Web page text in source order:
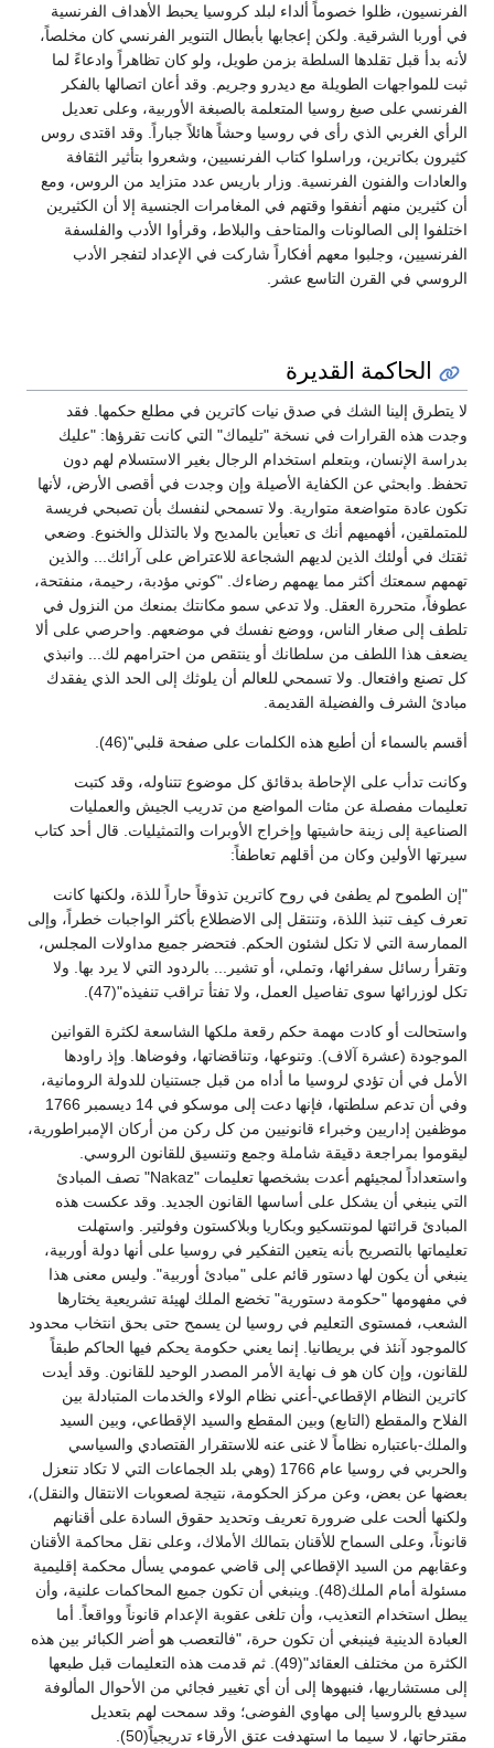
الفرنسيون، ظلوا خصوماً ألداء لبلد كروسيا يحبط الأهداف الفرنسية
في أوربا الشرقية. ولكن إعجابها بأبطال التنوير الفرنسي كان مخلصاً،
لأنه بدأ قبل تقلدها السلطة بزمن طويل، ولو كان تظاهراً وادعاءً لما
ثبت للمواجهات الطويلة مع ديدرو وجريم. وقد أعان اتصالها بالفكر
الفرنسي على صبغ روسيا المتعلمة بالصبغة الأوربية، وعلى تعديل
الرأي الغربي الذي رأى في روسيا وحشاً هائلاً جباراً. وقد اقتدى روس
كثيرون بكاترين، وراسلوا كتاب الفرنسيين، وشعروا بتأثير الثقافة
والعادات والفنون الفرنسية. وزار باريس عدد متزايد من الروس، ومع
أن كثيرين منهم أنفقوا وقتهم في المغامرات الجنسية إلا أن الكثيرين
اختلفوا إلى الصالونات والمتاحف والبلاط، وقرأوا الأدب والفلسفة
الفرنسيين، وجلبوا معهم أفكاراً شاركت في الإعداد لتفجر الأدب
الروسي في القرن التاسع عشر.
الحاكمة القديرة
لا يتطرق إلينا الشك في صدق نيات كاترين في مطلع حكمها. فقد
وجدت هذه القرارات في نسخة "تليماك" التي كانت تقرؤها: "عليك
بدراسة الإنسان، وبتعلم استخدام الرجال بغير الاستسلام لهم دون
تحفظ. وابحثي عن الكفاية الأصيلة وإن وجدت في أقصى الأرض، لأنها
تكون عادة متواضعة متوارية. ولا تسمحي لنفسك بأن تصبحي فريسة
للمتملقين، أفهميهم أنك ى تعبأين بالمديح ولا بالتذلل والخنوع. وضعي
ثقتك في أولئك الذين لديهم الشجاعة للاعتراض على آرائك... والذين
تهمهم سمعتك أكثر مما يهمهم رضاءك. "كوني مؤدبة، رحيمة، منفتحة،
عطوفاً، متحررة العقل. ولا تدعي سمو مكانتك بمنعك من النزول في
تلطف إلى صغار الناس، ووضع نفسك في موضعهم. واحرصي على ألا
يضعف هذا اللطف من سلطانك أو ينتقص من احترامهم لك... وانبذي
كل تصنع وافتعال. ولا تسمحي للعالم أن يلوثك إلى الحد الذي يفقدك
مبادئ الشرف والفضيلة القديمة.
أقسم بالسماء أن أطبع هذه الكلمات على صفحة قلبي"(46).
وكانت تدأب على الإحاطة بدقائق كل موضوع تتناوله، وقد كتبت
تعليمات مفصلة عن مئات المواضع من تدريب الجيش والعمليات
الصناعية إلى زينة حاشيتها وإخراج الأوبرات والتمثيليات. قال أحد كتاب
سيرتها الأولين وكان من أقلهم تعاطفاً:
"إن الطموح لم يطفئ في روح كاترين تذوقاً حاراً للذة، ولكنها كانت
تعرف كيف تنبذ اللذة، وتنتقل إلى الاضطلاع بأكثر الواجبات خطراً، وإلى
الممارسة التي لا تكل لشئون الحكم. فتحضر جميع مداولات المجلس،
وتقرأ رسائل سفرائها، وتملي، أو تشير... بالردود التي لا يرد بها. ولا
تكل لوزرائها سوى تفاصيل العمل، ولا تفتأ تراقب تنفيذه"(47).
واستحالت أو كادت مهمة حكم رقعة ملكها الشاسعة لكثرة القوانين
الموجودة (عشرة آلاف). وتنوعها، وتناقضاتها، وفوضاها. وإذ راودها
الأمل في أن تؤدي لروسيا ما أداه من قبل جستنيان للدولة الرومانية،
وفي أن تدعم سلطتها، فإنها دعت إلى موسكو في 14 ديسمبر 1766
موظفين إداريين وخبراء قانونيين من كل ركن من أركان الإمبراطورية،
ليقوموا بمراجعة دقيقة شاملة وجمع وتنسيق للقانون الروسي.
واستعداداً لمجيئهم أعدت بشخصها تعليمات "Nakaz" تصف المبادئ
التي ينبغي أن يشكل على أساسها القانون الجديد. وقد عكست هذه
المبادئ قرائتها لمونتسكيو وبكاريا وبلاكستون وفولتير. واستهلت
تعليماتها بالتصريح بأنه يتعين التفكير في روسيا على أنها دولة أوربية،
ينبغي أن يكون لها دستور قائم على "مبادئ أوربية". وليس معنى هذا
في مفهومها "حكومة دستورية" تخضع الملك لهيئة تشريعية يختارها
الشعب، فمستوى التعليم في روسيا لن يسمح حتى بحق انتخاب محدود
كالموجود آنئذ في بريطانيا. إنما يعني حكومة يحكم فيها الحاكم طبقاً
للقانون، وإن كان هو ف نهاية الأمر المصدر الوحيد للقانون. وقد أيدت
كاترين النظام الإقطاعي-أعني نظام الولاء والخدمات المتبادلة بين
الفلاح والمقطع (التابع) وبين المقطع والسيد الإقطاعي، وبين السيد
والملك-باعتباره نظاماً لا غنى عنه للاستقرار القتصادي والسياسي
والحربي في روسيا عام 1766 (وهي بلد الجماعات التي لا تكاد تنعزل
بعضها عن بعض، وعن مركز الحكومة، نتيجة لصعوبات الانتقال والنقل)،
ولكنها ألحت على ضرورة تعريف وتحديد حقوق السادة على أقنانهم
قانوناً، وعلى السماح للأقنان بتمالك الأملاك، وعلى نقل محاكمة الأقنان
وعقابهم من السيد الإقطاعي إلى قاضي عمومي يسأل محكمة إقليمية
مسئولة أمام الملك(48). وينبغي أن تكون جميع المحاكمات علنية، وأن
يبطل استخدام التعذيب، وأن تلغى عقوبة الإعدام قانوناً وواقعاً. أما
العبادة الدينية فينبغي أن تكون حرة، "فالتعصب هو أضر الكبائر بين هذه
الكثرة من مختلف العقائد"(49). ثم قدمت هذه التعليمات قبل طبعها
إلى مستشاريها، فنبهوها إلى أن أي تغيير فجائي من الأحوال المألوفة
سيدفع بالروسيا إلى مهاوي الفوضى؛ وقد سمحت لهم بتعديل
مقترحاتها، لا سيما ما استهدفت عتق الأرقاء تدريجياً(50).